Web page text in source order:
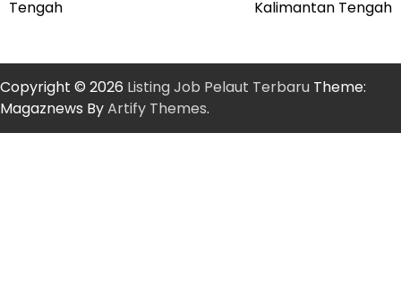
Tengah Kalimantan Tengah
Copyright © 2026 Listing Job Pelaut Terbaru Theme:
Magaznews ByArtify Themes.